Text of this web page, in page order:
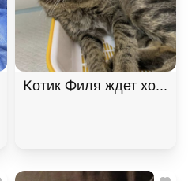
и ласковый ищет
Котик Филя ждет